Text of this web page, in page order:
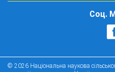
Соц.
© 2026 Національна наукова